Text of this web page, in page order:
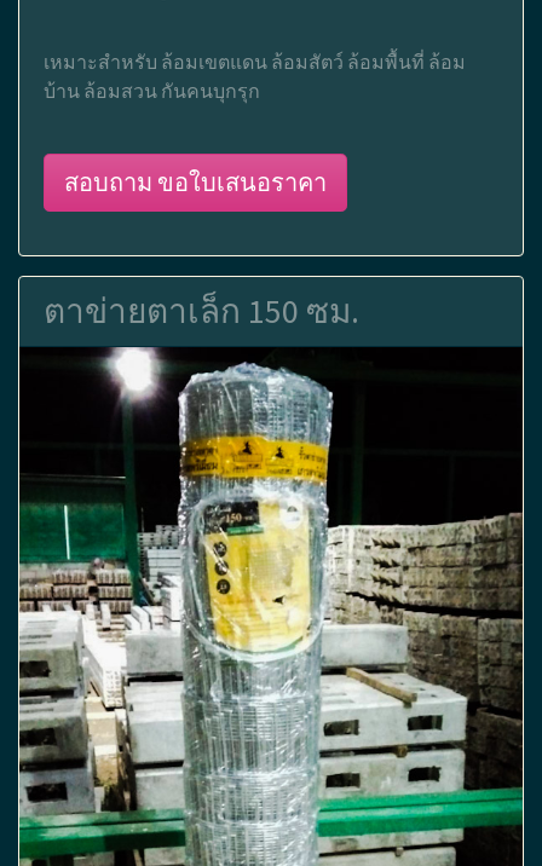
เหมาะสำหรับ ล้อมเขตแดน ล้อมสัตว์ ล้อมพื้นที่ ล้อม
บ้าน ล้อมสวน กันคนบุกรุก
สอบถาม ขอใบเสนอราคา
ตาข่ายตาเล็ก 150 ซม.